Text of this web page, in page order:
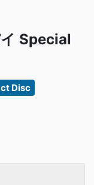
Special
Disc